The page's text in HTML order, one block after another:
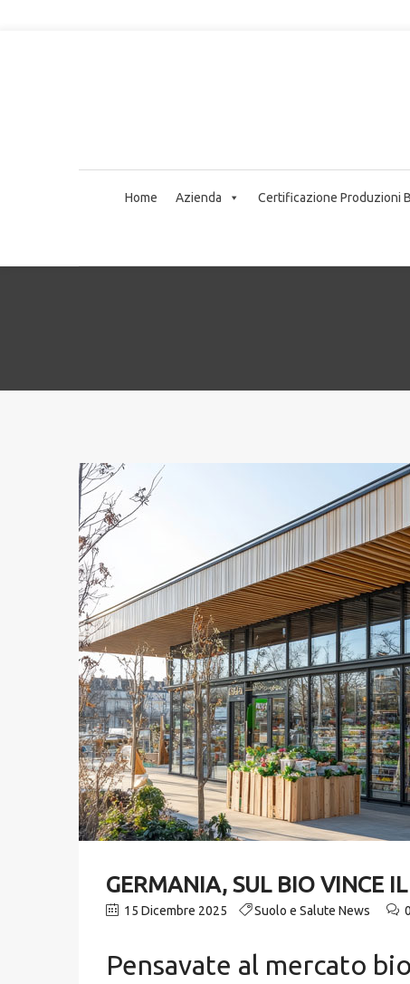
Home Azienda Certificazione Produzioni
GERMANIA, SUL BIO VINCE
15 Dicembre 2025 Suolo e Salute News 0
Pensavate al mercato